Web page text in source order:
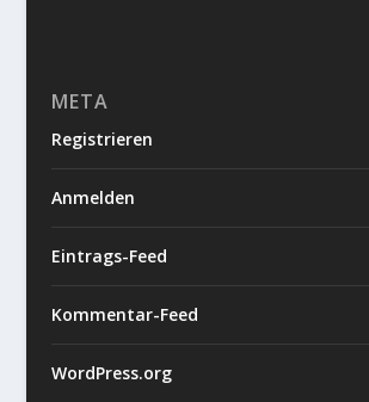
META
Registrieren
Anmelden
Eintrags-Feed
Kommentar-Feed
WordPress.org